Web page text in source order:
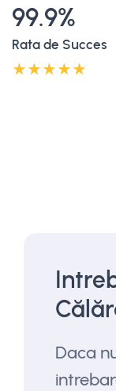
99.9%
Rata de Succes
Daca